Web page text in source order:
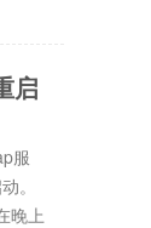
启
服
。
晚上